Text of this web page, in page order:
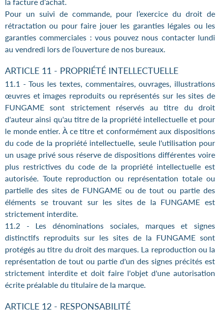
Pour un suivi de commande, pour l’exercice du droit de
rétractation ou pour faire jouer les garanties légales ou les
garanties commerciales : vous pouvez nous contacter lundi
au vendredi lors de l’ouverture de nos bureaux.
ARTICLE 11 - PROPRIÉTÉ INTELLECTUELLE
11.1 - Tous les textes, commentaires, ouvrages, illustrations
œuvres et images reproduits ou représentés sur les sites de
FUNGAME sont strictement réservés au titre du droit
d'auteur ainsi qu'au titre de la propriété intellectuelle et pour
le monde entier. À ce titre et conformément aux dispositions
du code de la propriété intellectuelle, seule l'utilisation pour
un usage privé sous réserve de dispositions différentes voire
plus restrictives du code de la propriété intellectuelle est
autorisée. Toute reproduction ou représentation totale ou
partielle des sites de FUNGAME ou de tout ou partie des
éléments se trouvant sur les sites de la FUNGAME est
strictement interdite.
11.2 - Les dénominations sociales, marques et signes
distinctifs reproduits sur les sites de la FUNGAME sont
protégés au titre du droit des marques. La reproduction ou la
représentation de tout ou partie d'un des signes précités est
strictement interdite et doit faire l'objet d'une autorisation
écrite préalable du titulaire de la marque.
ARTICLE 12 - RESPONSABILITÉ